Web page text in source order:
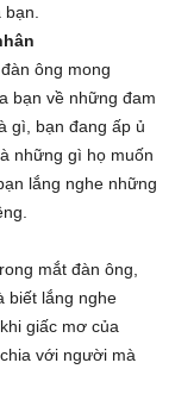
ông mong
bạn về những đam
gì, bạn đang ấp ủ
những gì họ muốn
lắng nghe những
mắt đàn ông,
biết lắng nghe
giấc mơ của
với người mà